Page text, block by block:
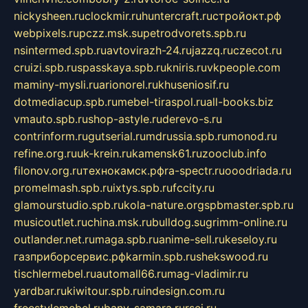
nickysheen.ruclockmir.ruhuntercraft.ruстройокт.рф
webpixels.rupczz.msk.supetrodvorets.spb.ru
nsintermed.spb.ruavtovirazh-24.rujazzq.ruczecot.ru
cruizi.spb.ruspasskaya.spb.rukniris.ruvkpeople.com
maminy-mysli.ruarionorel.rukhuseniosif.ru
dotmediacup.spb.rumebel-tiraspol.ruall-books.biz
vmauto.spb.rushop-astyle.ruderevo-s.ru
contrinform.rugutserial.rumdrussia.spb.rumonod.ru
refine.org.ruuk-krein.rukamensk61.ruzooclub.info
filonov.org.ruтехнокамск.рфra-spectr.ruooodriada.ru
promelmash.spb.ruixtys.spb.rufccity.ru
glamourstudio.spb.rukola-nature.orgspbmaster.spb.ru
musicoutlet.ruchina.msk.rubulldog.sugrimm-online.ru
outlander.net.rumaga.spb.ruanime-sell.rukeseloy.ru
газприборсервис.рфkarmin.spb.rushekswood.ru
tischlermebel.ruautomall66.rumag-vladimir.ru
yardbar.rukiwitour.spb.ruindesign.com.ru